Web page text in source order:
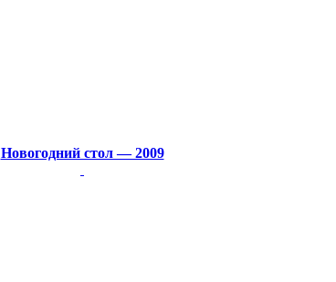
Новогодний стол — 2009